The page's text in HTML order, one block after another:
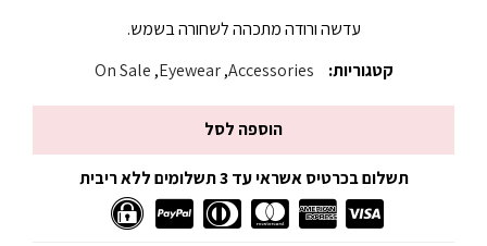
עדשה ורודה מתכהה לשחורה בשמש.
קטגוריות:
Accessories
,
Eyewear
,
On Sale
הוספה לסל
תשלום בכרטיס אשראי עד 3 תשלומים ללא ריבית